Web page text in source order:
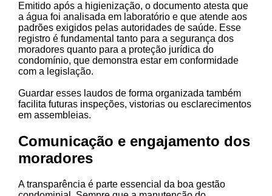
Emitido após a higienização, o documento atesta que
a água foi analisada em laboratório e que atende aos
padrões exigidos pelas autoridades de saúde. Esse
registro é fundamental tanto para a segurança dos
moradores quanto para a proteção jurídica do
condomínio, que demonstra estar em conformidade
com a legislação.
Guardar esses laudos de forma organizada também
facilita futuras inspeções, vistorias ou esclarecimentos
em assembleias.
Comunicação e engajamento dos
moradores
A transparência é parte essencial da boa gestão